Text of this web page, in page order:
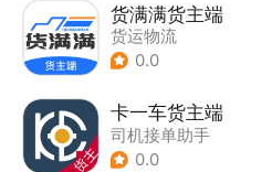
货满满货主端
货运物流
0.0
卡一车货主端
司机接单助手
| 货运物流
0.0